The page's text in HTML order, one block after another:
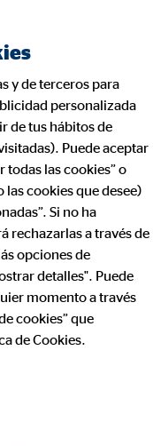
y de terceros para
personalizada
de tus hábitos de
Puede aceptar
todas las cookies” o
cookies que desee)
Si no ha
rechazarlas a través de
opciones de
detalles". Puede
momento a través
cookies” que
de Cookies.